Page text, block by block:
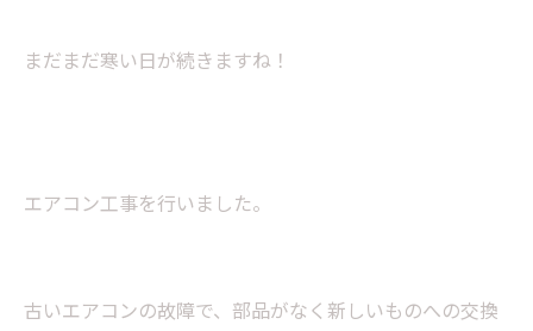
まだまだ寒い日が続きますね！
エアコン工事を行いました。
古いエアコンの故障で、部品がなく新しいものへの交換